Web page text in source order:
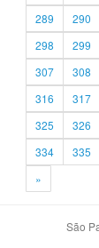
289
290
298
299
307
308
316
317
325
326
334
335
»
São